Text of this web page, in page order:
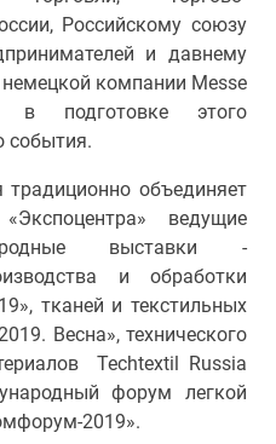
Российскому союзу
и давнему
немецкой компании Messe
подготовке этого
события.
объединяет
ведущие
выставки -
и обработки
тканей и текстильных
Весна», технического
Techtextil Russia
форум легкой
2019».